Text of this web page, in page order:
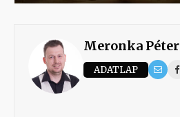
Meronka Péter
ADATLAP